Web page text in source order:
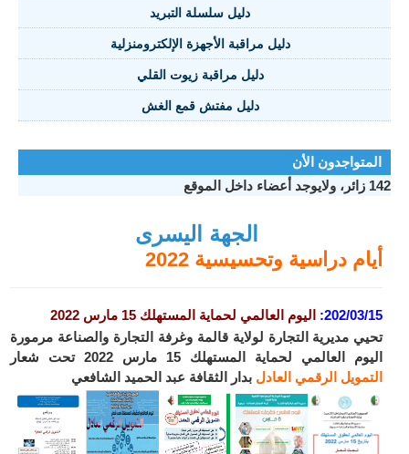
دليل سلسلة التبريد
دليل مراقبة الأجهزة الإلكترومنزلية
دليل مراقبة زيوت القلي
دليل مفتش قمع الغش
المتواجدون الأن
142 زائر، ولايوجد أعضاء داخل الموقع
الجهة اليسرى
أيام دراسية وتحسيسية 2022
202/03/15
: اليوم العالمي لحماية المستهلك 15 مارس 2022
تحيي مديرية التجارة لولاية قالمة وغرفة التجارة والصناعة مرمورة
اليوم العالمي لحماية المستهلك 15 مارس 2022 تحت شعار
لتمويل الرقمي العادل بدار الثقافة عبد الحميد الشافعي